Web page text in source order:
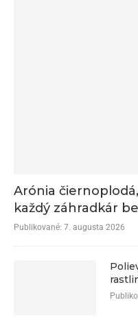
Arónia
každý záhradkár
Publikované: 7. augusta 2026